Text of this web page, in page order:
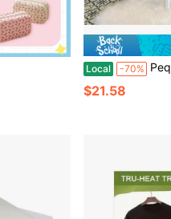
Local -70% Pequeñas transferencias decorativas
$21.58